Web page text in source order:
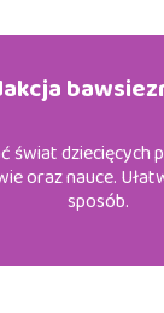
dziecięcych
oraz nauce.
sposób.